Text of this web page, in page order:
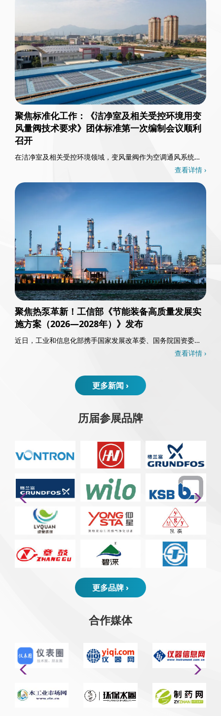
聚焦标准化工作：《洁净室及相关受控环境用变
风量阀技术要求》团体标准第一次编制会议顺利
召开
在洁净室及相关受控环境领域，变风量阀作为空调通风系统的
核心控制部件，其重要性不言而喻。3月26日，一……查看详情 ›
聚焦热泵革新！工信部《节能装备高质量发展实
施方案（2026—2028年）》发布
近日，工业和信息化部携手国家发展改革委、国务院国资委以
查看详情 ›
更多新闻 ›
历届参展品牌
更多品牌 ›
合作媒体